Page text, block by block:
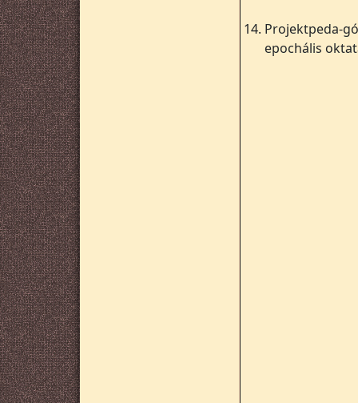
14. Projektpeda-
epochális